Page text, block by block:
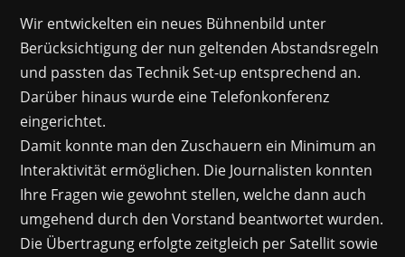
Wir entwickelten ein neues Bühnenbild unter
Berücksichtigung der nun geltenden Abstandsregeln
und passten das Technik Set-up entsprechend an.
Darüber hinaus wurde eine Telefonkonferenz
eingerichtet.
Damit konnte man den Zuschauern ein Minimum an
Interaktivität ermöglichen. Die Journalisten konnten
Ihre Fragen wie gewohnt stellen, welche dann auch
umgehend durch den Vorstand beantwortet wurden.
Die Übertragung erfolgte zeitgleich per Satellit sowie